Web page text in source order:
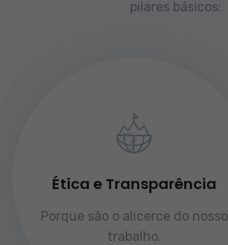
pilares básicos:
Ética e Transparência
Porque são o alicerce do nosso
trabalho.